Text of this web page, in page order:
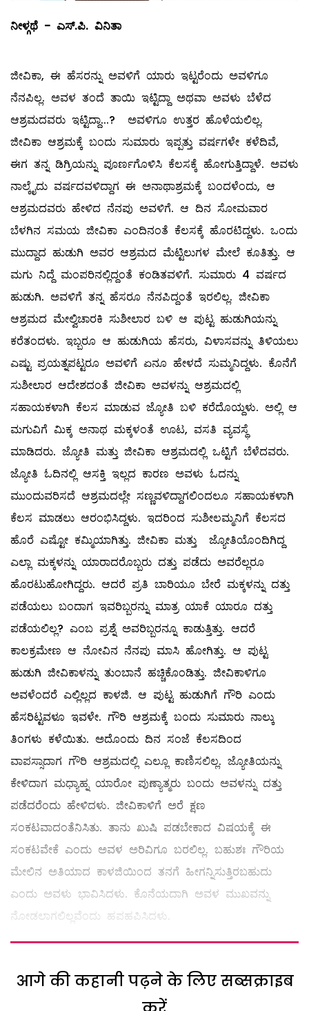
ನೀಳ್ಗಥೆ - ಎಸ್‌.ಪಿ. ವಿನಿತಾ
ಜೀವಿಕಾ, ಈ ಹೆಸರನ್ನು ಅವಳಿಗೆ ಯಾರು ಇಟ್ಟರೆಂದು ಅವಳಿಗೂ
ನೆನಪಿಲ್ಲ. ಅವಳ ತಂದೆ ತಾಯಿ ಇಟ್ಟಿದ್ದಾ ಅಥವಾ ಅವಳು ಬೆಳೆದ
ಆಶ್ರಮದವರು ಇಟ್ಟಿದ್ದಾ...? ಅವಳಿಗೂ ಉತ್ತರ ಹೊಳೆಯಲಿಲ್ಲ.
ಜೀವಿಕಾ ಆಶ್ರಮಕ್ಕೆ ಬಂದು ಸುಮಾರು ಇಪ್ಪತ್ತು ವರ್ಷಗಳೇ ಕಳೆದಿವೆ,
ಈಗ ತನ್ನ ಡಿಗ್ರಿಯನ್ನು ಪೂರ್ಣಗೊಳಿಸಿ ಕೆಲಸಕ್ಕೆ ಹೋಗುತ್ತಿದ್ದಾಳೆ. ಅವಳು
ನಾಲ್ಕೈದು ವರ್ಷದವಳಿದ್ದಾಗ ಈ ಅನಾಥಾಶ್ರಮಕ್ಕೆ ಬಂದಳೆಂದು, ಆ
ಆಶ್ರಮದವರು ಹೇಳಿದ ನೆನಪು ಅವಳಿಗೆ. ಆ ದಿನ ಸೋಮವಾರ
ಬೆಳಗಿನ ಸಮಯ ಜೀವಿಕಾ ಎಂದಿನಂತೆ ಕೆಲಸಕ್ಕೆ ಹೊರಟಿದ್ದಳು. ಒಂದು
ಮುದ್ದಾದ ಹುಡುಗಿ ಅವರ ಆಶ್ರಮದ ಮೆಟ್ಟಿಲುಗಳ ಮೇಲೆ ಕೂತಿತ್ತು. ಆ
ಮಗು ನಿದ್ದೆ ಮಂಪರಿನಲ್ಲಿದ್ದಂತೆ ಕಂಡಿತವಳಿಗೆ. ಸುಮಾರು 4 ವರ್ಷದ
ಹುಡುಗಿ. ಅವಳಿಗೆ ತನ್ನ ಹೆಸರೂ ನೆನಪಿದ್ದಂತೆ ಇರಲಿಲ್ಲ. ಜೀವಿಕಾ
ಆಶ್ರಮದ ಮೇಲ್ವಿಚಾರಕಿ ಸುಶೀಲಾರ ಬಳಿ ಆ ಪುಟ್ಟ ಹುಡುಗಿಯನ್ನು
ಕರೆತಂದಳು. ಇಬ್ಬರೂ ಆ ಹುಡುಗಿಯ ಹೆಸರು, ವಿಳಾಸವನ್ನು ತಿಳಿಯಲು
ಎಷ್ಟು ಪ್ರಯತ್ನಪಟ್ಟರೂ ಅವಳಿಗೆ ಏನೂ ಹೇಳದೆ ಸುಮ್ಮನಿದ್ದಳು. ಕೊನೆಗೆ
ಸುಶೀಲಾರ ಆದೇಶದಂತೆ ಜೀವಿಕಾ ಅವಳನ್ನು ಆಶ್ರಮದಲ್ಲಿ
ಸಹಾಯಕಳಾಗಿ ಕೆಲಸ ಮಾಡುವ ಜ್ಯೋತಿ ಬಳಿ ಕರೆದೊಯ್ದಳು. ಅಲ್ಲಿ ಆ
ಮಗುವಿಗೆ ಮಿಕ್ಕ ಅನಾಥ ಮಕ್ಕಳಂತೆ ಊಟ, ವಸತಿ ವ್ಯವಸ್ಥೆ
ಮಾಡಿದರು. ಜ್ಯೋತಿ ಮತ್ತು ಜೀವಿಕಾ ಆಶ್ರಮದಲ್ಲಿ ಒಟ್ಟಿಗೆ ಬೆಳೆದವರು.
ಜ್ಯೋತಿ ಓದಿನಲ್ಲಿ ಆಸಕ್ತಿ ಇಲ್ಲದ ಕಾರಣ ಅವಳು ಓದನ್ನು
ಮುಂದುವರಿಸದೆ ಆಶ್ರಮದಲ್ಲೇ ಸಣ್ಣವಳಿದ್ದಾಗಲಿಂದಲೂ ಸಹಾಯಕಳಾಗಿ
ಕೆಲಸ ಮಾಡಲು ಆರಂಭಿಸಿದ್ದಳು. ಇದರಿಂದ ಸುಶೀಲಮ್ಮನಿಗೆ ಕೆಲಸದ
ಹೊರೆ ಎಷ್ಟೋ ಕಮ್ಮಿಯಾಗಿತ್ತು. ಜೀವಿಕಾ ಮತ್ತು ಜ್ಯೋತಿಯೊಂದಿಗಿದ್ದ
ಎಲ್ಲಾ ಮಕ್ಕಳನ್ನು ಯಾರಾದರೊಬ್ಬರು ದತ್ತು ಪಡೆದು ಅವರೆಲ್ಲರೂ
ಹೊರಟುಹೋಗಿದ್ದರು. ಆದರೆ ಪ್ರತಿ ಬಾರಿಯೂ ಬೇರೆ ಮಕ್ಕಳನ್ನು ದತ್ತು
ಪಡೆಯಲು ಬಂದಾಗ ಇವರಿಬ್ಬರನ್ನು ಮಾತ್ರ ಯಾಕೆ ಯಾರೂ ದತ್ತು
ಪಡೆಯಲಿಲ್ಲ? ಎಂಬ ಪ್ರಶ್ನೆ ಅವರಿಬ್ಬರನ್ನೂ ಕಾಡುತ್ತಿತ್ತು. ಆದರೆ
ಕಾಲಕ್ರಮೇಣ ಆ ನೋವಿನ ನೆನಪು ಮಾಸಿ ಹೋಗಿತ್ತು. ಆ ಪುಟ್ಟ
ಹುಡುಗಿ ಜೀವಿಕಾಳನ್ನು ತುಂಬಾನೆ ಹಚ್ಚಿಕೊಂಡಿತ್ತು. ಜೀವಿಕಾಳಿಗೂ
ಅವಳೆಂದರೆ ಎಲ್ಲಿಲ್ಲದ ಕಾಳಜಿ. ಆ ಪುಟ್ಟ ಹುಡುಗಿಗೆ ಗೌರಿ ಎಂದು
ಹೆಸರಿಟ್ಟವಳೂ ಇವಳೇ. ಗೌರಿ ಆಶ್ರಮಕ್ಕೆ ಬಂದು ಸುಮಾರು ನಾಲ್ಕು
ತಿಂಗಳು ಕಳೆಯಿತು. ಅದೊಂದು ದಿನ ಸಂಜೆ ಕೆಲಸದಿಂದ
ವಾಪಸ್ಸಾದಾಗ ಗೌರಿ ಆಶ್ರಮದಲ್ಲಿ ಎಲ್ಲೂ ಕಾಣಿಸಲಿಲ್ಲ. ಜ್ಯೋತಿಯನ್ನು
ಕೇಳಿದಾಗ ಮಧ್ಯಾಹ್ನ ಯಾರೋ ಪುಣ್ಯಾತ್ಮರು ಬಂದು ಅವಳನ್ನು ದತ್ತು
ಪಡೆದರೆಂದು ಹೇಳಿದಳು. ಜೀವಿಕಾಳಿಗೆ ಅರೆ ಕ್ಷಣ
ಸಂಕಟವಾದಂತೆನಿಸಿತು. ತಾನು ಖುಷಿ ಪಡಬೇಕಾದ ವಿಷಯಕ್ಕೆ ಈ
ಸಂಕಟವೇಕೆ ಎಂದು ಅವಳ ಅರಿವಿಗೂ ಬರಲಿಲ್ಲ. ಬಹುಶಃ ಗೌರಿಯ
ಮೇಲಿನ ಅತಿಯಾದ ಕಾಳಜಿಯಿಂದ ತನಗೆ ಹೀಗನ್ನಿಸುತ್ತಿರಬಹುದು
ಎಂದು ಅವಳು ಭಾವಿಸಿದಳು. ಕೊನೆಯದಾಗಿ ಅವಳ ಮುಖವನ್ನು
ನೋಡಲಾಗಲಿಲ್ಲವೆಂದು ಹಪಹಪಿಸಿದಳು.
आगे की कहानी पढ़ने के लिए सब्सक्राइब